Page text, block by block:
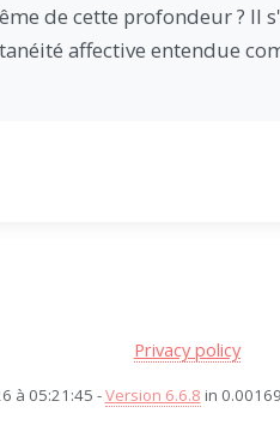
de cette profondeur ? Il
affective entendue
Privacy policy
à 05:21:45 -Version 6.6.8 in